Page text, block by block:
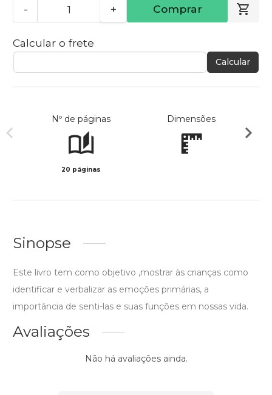
- + Comprar
Calcular o frete
Calcular
Nº de páginas
20 páginas
Dimensões
Sinopse
Este livro tem como objetivo ,mostrar às crianças como
identificar e verbalizar as emoções primárias, a
importância de senti-las e suas funções em nossas vida.
Avaliações
Não há avaliações ainda.